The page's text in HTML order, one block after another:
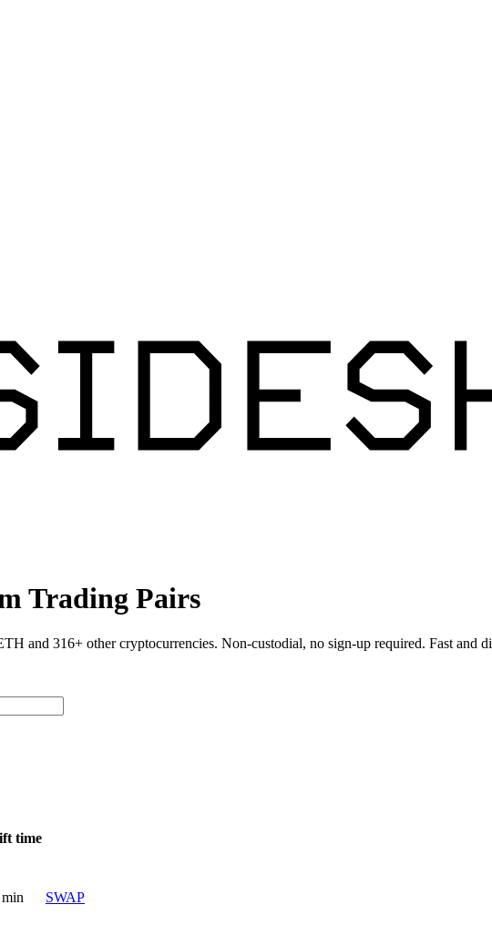
Trading Pairs
and 316+ other cryptocurrencies. Non-custodial, no sign-up required. Fast and
time
SWAP